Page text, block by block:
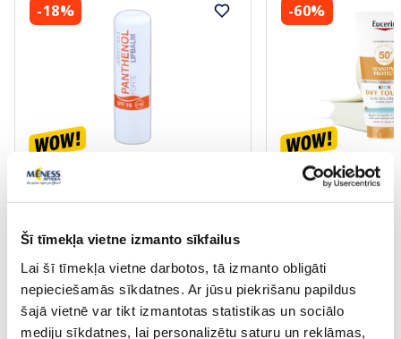
Šī tīmekļa vietne izmanto sīkfailus
Lai šī tīmekļa vietne darbotos, tā izmanto obligāti
nepieciešamās sīkdatnes. Ar jūsu piekrišanu papildus
šajā vietnē var tikt izmantotas statistikas un sociālo
mediju sīkdatnes, lai personalizētu saturu un reklāmas,
-18%
ALTERMED Panthenol Forte SPF
15 lūpu balzams, 1 gab.
Pirkt
30 dienu zemākā cena: 3.30 €
-60%
EUCERIN Kids Dry
krēms-gels, 200 ml
Standarta cena: 33.99 €